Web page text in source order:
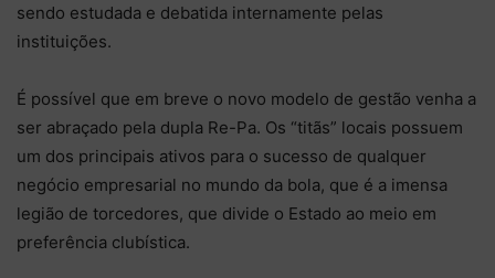
sendo estudada e debatida internamente pelas
instituições.
É possível que em breve o novo modelo de gestão venha a
ser abraçado pela dupla Re-Pa. Os “titãs” locais possuem
um dos principais ativos para o sucesso de qualquer
negócio empresarial no mundo da bola, que é a imensa
legião de torcedores, que divide o Estado ao meio em
preferência clubística.